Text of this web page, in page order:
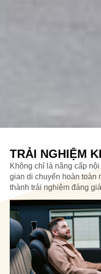
TRẢI NGHIỆM
Không chỉ là nâng cấp
gian di chuyển hoàn toàn
thành trải nghiệm đáng